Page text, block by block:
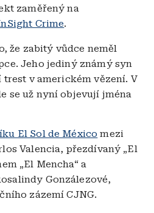
zaměřený na
Crime.
že zabitý vůdce neměl
Jeho jediný známý syn
v americkém vězení. V
se už nyní objevují jména
El Sol de México mezi
Valencia, přezdívaný „El
„El Mencha“ a
Gonzálezové,
zázemí CJNG.